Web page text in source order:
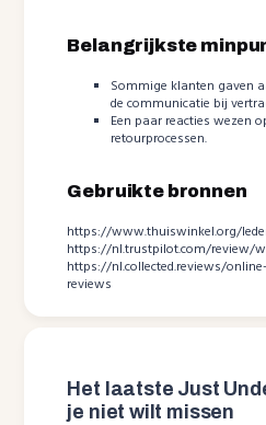
Belangrijkste
Sommige klanten gaven
de communicatie bij
Een paar reacties wezen
retourprocessen.
Gebruikte bronnen
https://www.thuiswinkel.org/
https://nl.trustpilot.com/review/
https://nl.collected.reviews/
reviews
Het laatste Just
je niet wilt missen